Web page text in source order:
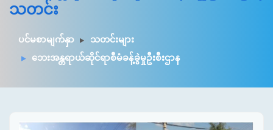
သတင်း
ပင်မစာမျက်နှာ
သတင်းများ
ဘေးအန္တရာယ်ဆိုင်ရာစီမံခန့်ခွဲမှုဦးစီးဌာန